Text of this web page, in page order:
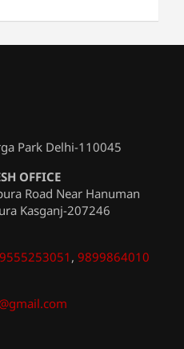
Park Delhi-110045
OFFICE
Road Near Hanuman
Kasganj-207246
9555253051 , 9899864010